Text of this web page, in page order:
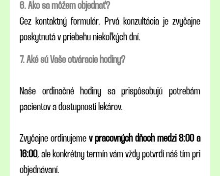
6. Ako sa môžem objednať?
Cez kontaktný formulár. Prvá konzultácia je zvyčajne
poskytnutá v priebehu niekoľkých dní.
7. Aké sú Vaše otváracie hodiny?
Naše ordinačné hodiny sa prispôsobujú potrebám
pacientov a dostupnosti lekárov.
Zvyčajne ordinujeme v pracovných dňoch medzi 8:00 a
16:00, ale konkrétny termín vám vždy potvrdí náš tím pri
objednávaní.